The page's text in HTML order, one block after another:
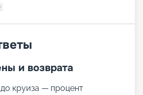
и возврата
круиза — процент